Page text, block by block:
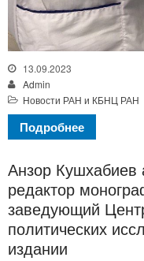
13.09.2023
Admin
Новости РАН и КБНЦ РАН
Подробнее
Анзор Кушхабиев
редактор
заведующий
политических
издании